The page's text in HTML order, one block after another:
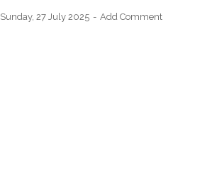
Sunday, 27 July 2025 Add Comment